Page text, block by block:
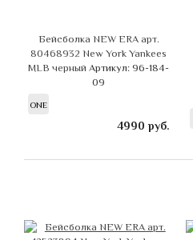
Бейсболка NEW ERA арт.
80468932 New York Yankees
MLB черныйАртикул: 96-184-
09
ONE
4990 руб.